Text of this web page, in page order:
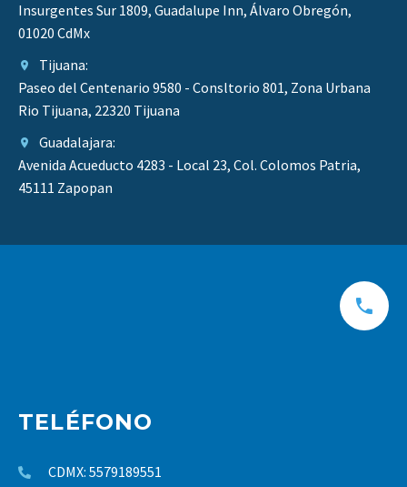
Insurgentes Sur 1809, Guadalupe Inn, Álvaro Obregón,
01020 CdMx​
Tijuana:
Paseo del Centenario 9580 - Consltorio 801, Zona Urbana
Rio Tijuana, 22320 Tijuana
Guadalajara:
Avenida Acueducto 4283 - Local 23, Col. Colomos Patria,
45111 Zapopan
TELÉFONO
CDMX: 5579189551